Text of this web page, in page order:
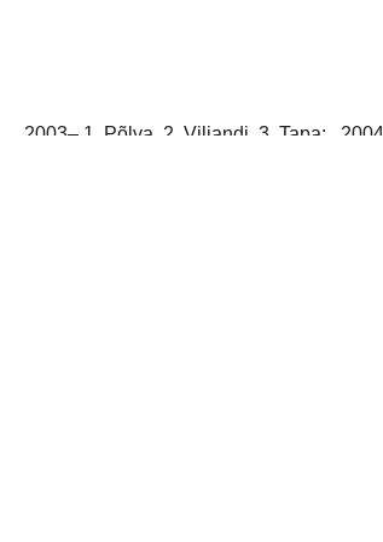
2003– 1. Põlva, 2. Viljandi, 3. Tapa; 2004